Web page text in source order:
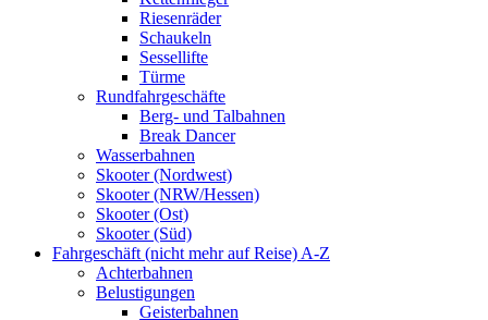
Riesenräder
Schaukeln
Sessellifte
Türme
Rundfahrgeschäfte
Berg- und Talbahnen
Break Dancer
Wasserbahnen
Skooter (Nordwest)
Skooter (NRW/Hessen)
Skooter (Ost)
Skooter (Süd)
Fahrgeschäft (nicht mehr auf Reise) A-Z
Achterbahnen
Belustigungen
Geisterbahnen